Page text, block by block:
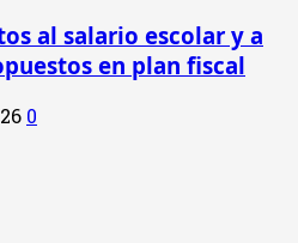
al salario escolar y a
en plan fiscal
0